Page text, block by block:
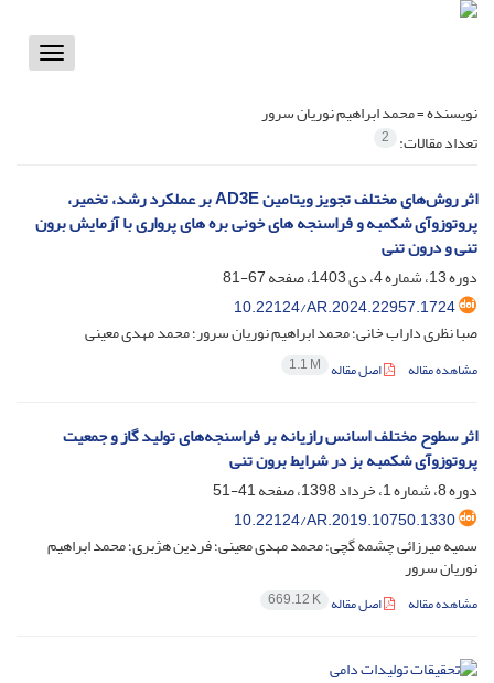
Toggle
نویسنده =محمد ابراهیم نوریان سرور
تعداد مقالات: 2
اثر روش‌های مختلف تجویز ویتامین AD3E بر عملکرد رشد، تخمیر،
پروتوزوآی شکمبه و فراسنجه های خونی بره های پرواری با آزمایش برون
تنی و درون تنی
دوره 13، شماره 4، دی 1403، صفحه
67-81
10.22124/AR.2024.22957.1724
صبا نظری داراب خانی؛ محمد ابراهیم نوریان سرور؛ محمد مهدی معینی
مشاهده مقاله اصل مقاله 1.1 M
اثر سطوح مختلف اسانس رازیانه بر فراسنجه‌های تولید گاز و جمعیت
پروتوزوآی شکمبه بز در شرایط برون تنی
دوره 8، شماره 1، خرداد 1398، صفحه
41-51
10.22124/AR.2019.10750.1330
سمیه میرزائی چشمه گچی؛ محمد مهدی معینی؛ فردین هژبری؛ محمد ابراهیم
نوریان سرور
مشاهده مقاله اصل مقاله 669.12 K